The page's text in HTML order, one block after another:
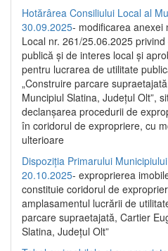
Hotărârea Consiliului Local al
30.09.2025- modificarea anexei
Local nr. 261/25.06.2025
publică şi de interes local şi
pentru lucrarea de utilitate
„Construire parcare
Muncipiul Slatina, Judeţul Olt”,
declanşarea procedurii de
în coridorul de expropriere, cu
ulterioare
Dispoziția Primarului
20.10.2025- exproprierea
constituie coridorul de
amplasamentul lucrării de
parcare supraetajată, Cartier
Slatina, Județul Olt”